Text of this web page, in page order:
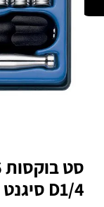
D1/4 סיגנט